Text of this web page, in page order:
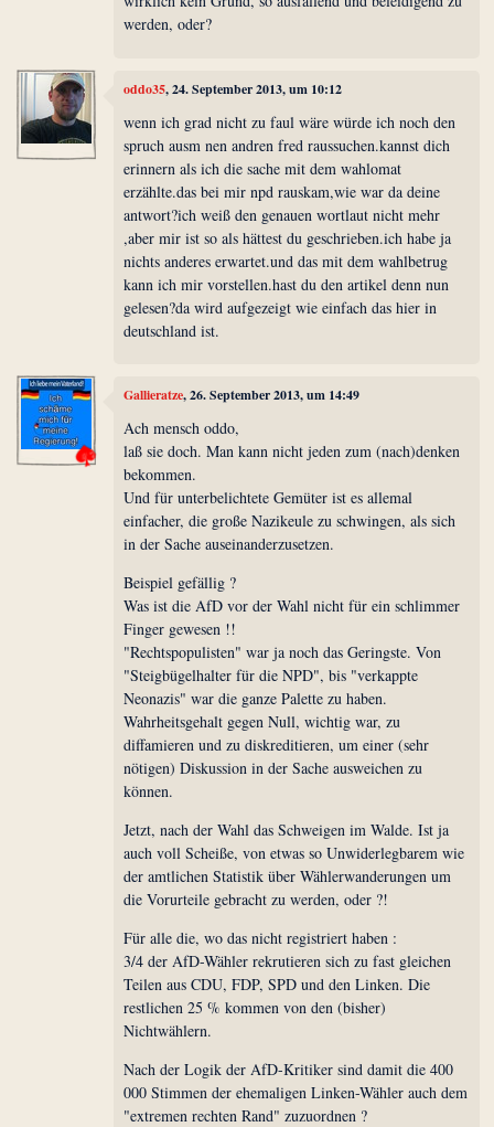
werden, oder?
oddo35, 24. September 2013, um 10:12
wenn ich grad nicht zu faul wäre würde ich noch den
spruch ausm nen andren fred raussuchen.kannst dich
erinnern als ich die sache mit dem wahlomat
erzählte.das bei mir npd rauskam,wie war da deine
antwort?ich weiß den genauen wortlaut nicht mehr
,aber mir ist so als hättest du geschrieben.ich habe ja
nichts anderes erwartet.und das mit dem wahlbetrug
kann ich mir vorstellen.hast du den artikel denn nun
gelesen?da wird aufgezeigt wie einfach das hier in
deutschland ist.
Gallieratze, 26. September 2013, um 14:49
Ach mensch oddo,
laß sie doch. Man kann nicht jeden zum (nach)denken
bekommen.
Und für unterbelichtete Gemüter ist es allemal
einfacher, die große Nazikeule zu schwingen, als sich
in der Sache auseinanderzusetzen.
Beispiel gefällig ?
Was ist die AfD vor der Wahl nicht für ein schlimmer
Finger gewesen !!
"Rechtspopulisten" war ja noch das Geringste. Von
"Steigbügelhalter für die NPD", bis "verkappte
Neonazis" war die ganze Palette zu haben.
Wahrheitsgehalt gegen Null, wichtig war, zu
diffamieren und zu diskreditieren, um einer (sehr
nötigen) Diskussion in der Sache ausweichen zu
können.
Jetzt, nach der Wahl das Schweigen im Walde. Ist ja
auch voll Scheiße, von etwas so Unwiderlegbarem wie
der amtlichen Statistik über Wählerwanderungen um
die Vorurteile gebracht zu werden, oder ?!
Für alle die, wo das nicht registriert haben :
3/4 der AfD-Wähler rekrutieren sich zu fast gleichen
Teilen aus CDU, FDP, SPD und den Linken. Die
restlichen 25 % kommen von den (bisher)
Nichtwählern.
Nach der Logik der AfD-Kritiker sind damit die 400
000 Stimmen der ehemaligen Linken-Wähler auch dem
"extremen rechten Rand" zuzuordnen ?